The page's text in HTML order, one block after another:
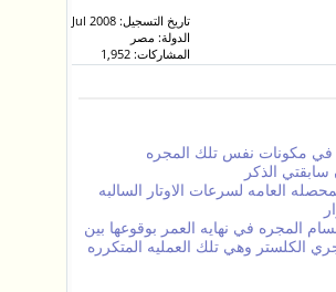
تاريخ التسجيل: Jul 2008
الدولة: مصر
المشاركات: 1,952
في مكونات نفس تلك المجره
الذكر
العامه لسرعات الاوتار السالبه
المجره في نهايه العمر بوقوعها بين
الكلستر وهي تلك العمليه المتكرره